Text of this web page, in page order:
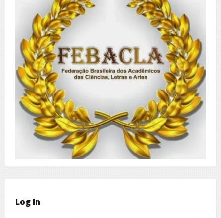
Log In